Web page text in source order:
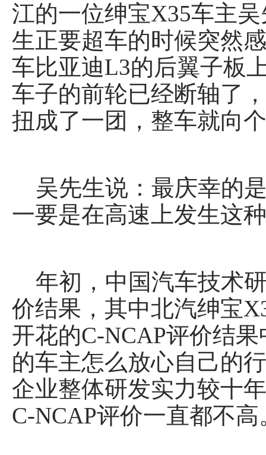
江的一位绅宝X35车主
生正要超车的时候突然
车比亚迪L3的后翼子板
车子的前轮已经断轴了
扭成了一团，整车就向
吴先生说：最庆幸的
一要是在高速上发生这
年初，中国汽车技术
价结果，其中北汽绅宝
开花的C-NCAP评价结
的车主怎么放心自己的
企业整体研发实力较十
C-NCAP评价一直都不高